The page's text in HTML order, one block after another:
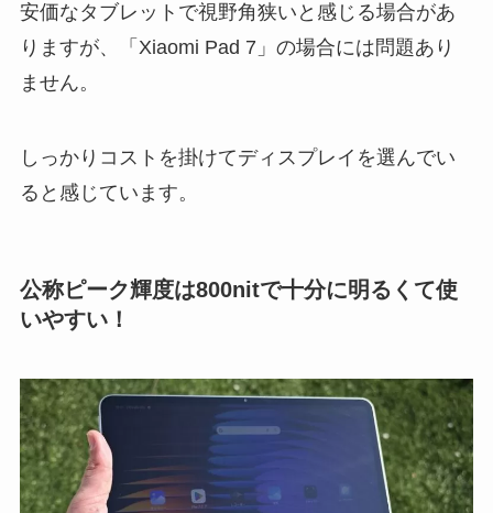
安価なタブレットで視野角狭いと感じる場合があ
りますが、「Xiaomi Pad 7」の場合には問題あり
ません。
しっかりコストを掛けてディスプレイを選んでい
ると感じています。
公称ピーク輝度は800nitで十分に明るくて使
いやすい！